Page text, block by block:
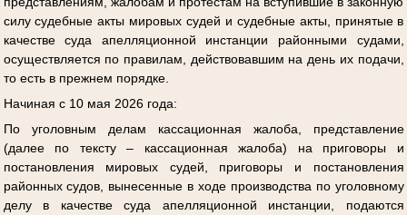
силу судебные акты мировых судей и судебные акты, принятые в
качестве суда апелляционной инстанции районными судами,
осуществляется по правилам, действовавшим на день их подачи,
то есть в прежнем порядке.
Начиная с 10 мая 2026 года:
По уголовным делам кассационная жалоба, представление
(далее по тексту – кассационная жалоба) на приговоры и
постановления мировых судей, приговоры и постановления
районных судов, вынесенные в ходе производства по уголовному
делу в качестве суда апелляционной инстанции, подаются